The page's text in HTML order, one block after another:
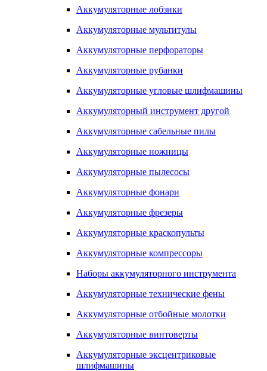
Аккумуляторные лобзики
Аккумуляторные мультитулы
Аккумуляторные перфораторы
Аккумуляторные рубанки
Аккумуляторные угловые шлифмашины
Аккумуляторный инструмент другой
Аккумуляторные сабельные пилы
Аккумуляторные ножницы
Аккумуляторные пылесосы
Аккумуляторные фонари
Аккумуляторные фрезеры
Аккумуляторные краскопульты
Аккумуляторные компрессоры
Наборы аккумуляторного инструмента
Аккумуляторные технические фены
Аккумуляторные отбойные молотки
Аккумуляторные винтоверты
Аккумуляторные эксцентриковые
шлифмашины